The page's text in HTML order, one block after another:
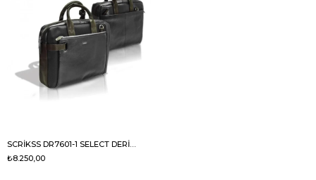
SCRİKSS DR7601-1 SELECT DERİ EVRAK ÇANTASI SİYAH
₺8.250,00